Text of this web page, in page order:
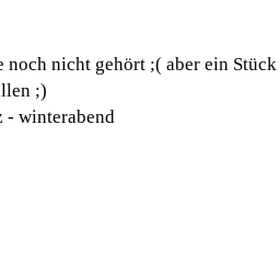
nicht gehört ;( aber ein
;)
- winterabend